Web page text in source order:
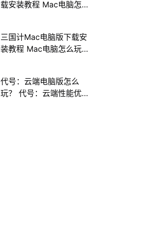
载安装教程 Mac电脑怎
三国计Mac电脑版下载安
装教程 Mac电脑怎么玩
代号：云端电脑版怎么
玩？ 代号：云端性能优